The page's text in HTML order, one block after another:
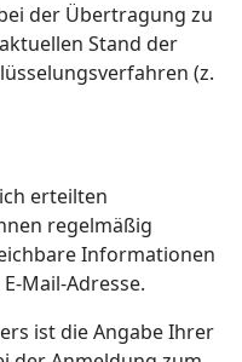
der Übertragung zu
Stand der
(z.
erteilten
regelmäßig
Informationen
Mail-Adresse.
ist die Angabe Ihrer